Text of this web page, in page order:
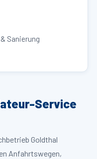
Sanierung
Service
Goldthal
Anfahrtswegen,